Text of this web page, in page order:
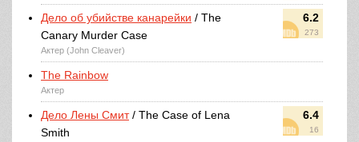
6.2
273
Дело об убийстве канарейки / The
Canary Murder Case
Актер (John Cleaver)
The Rainbow
Актер
6.4
16
Дело Лены Смит/ The Case of Lena
Smith